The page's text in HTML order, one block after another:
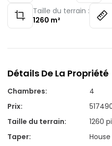
Taille du terrain :
1260 m²
Détails De La Propriété
Chambres:
4
Prix:
Taille du terrain:
1260
Taper:
House